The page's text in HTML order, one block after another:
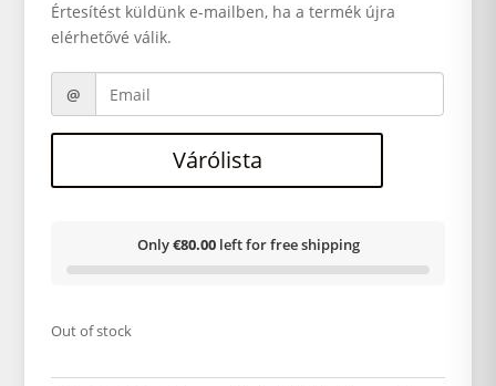
Értesítést küldünk e-mailben, ha a termék újra
elérhetővé válik.
Várólista
Only€80.00left for free shipping
Out of stock